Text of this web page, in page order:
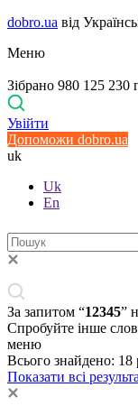
dobro.ua від
Меню
Зібрано 980 125 230
Увійти
Допоможи dobro.ua
uk
Uk
En
За запитом “12345”
Спробуйте інше
меню
Всього знайдено: 18
Показати всі